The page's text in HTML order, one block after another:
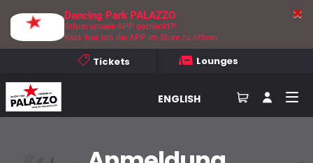
Tickets Lounges
ENGLISH
Dancing Park PALAZZO
Schon unsere APP gecheckt?!
Klick hier, um die APP im Store zu öffnen